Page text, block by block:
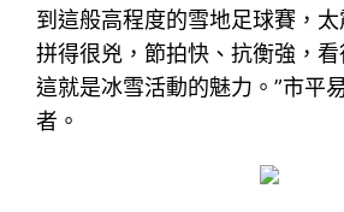
到這般高程度的雪地足球賽，
拼得很兇，節拍快、抗衡強，看
這就是冰雪活動的魅力。”市平
者。